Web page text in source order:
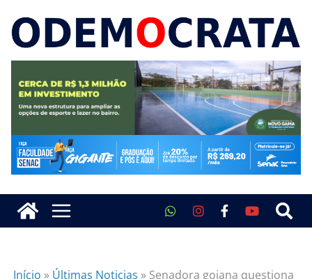
Início » Últimas Noticias » Senadora goiana questiona